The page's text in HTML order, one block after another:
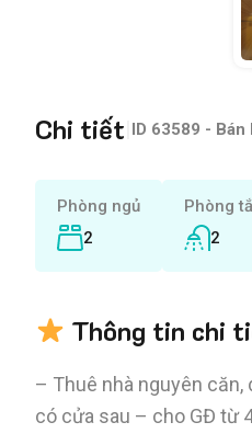
Chi tiết ID 63589 - Bán
Phòng ngủ
2
Phòng
2
Thông tin chi
– Thuê nhà nguyên
có cửa sau – cho GĐ từ